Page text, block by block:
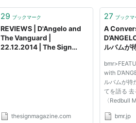
29 ブックマーク
REVIEWS | D'Angelo and
The Vanguard |
22.12.2014 | The Sign
thesignmagazine.com
27 ブックマ
A
ルバムが
with
ルバムが待
てを語る 去
〈Redbull
Festival
として、あ
bmr.jp